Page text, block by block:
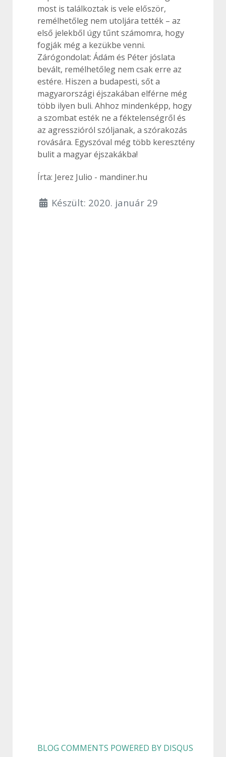
most is találkoztak is vele először,
remélhetőleg nem utoljára tették – az
első jelekből úgy tűnt számomra, hogy
fogják még a kezükbe venni.
Zárógondolat: Ádám és Péter jóslata
bevált, remélhetőleg nem csak erre az
estére. Hiszen a budapesti, sőt a
magyarországi éjszakában elférne még
több ilyen buli. Ahhoz mindenképp, hogy
a szombat esték ne a féktelenségről és
az agresszióról szóljanak, a szórakozás
rovására. Egyszóval még több keresztény
bulit a magyar éjszakákba!
Írta: Jerez Julio - mandiner.hu
Készült: 2020. január 29
BLOG COMMENTS POWERED BY DISQUS